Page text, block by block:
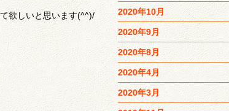
欲しいと思います(^^)/ 2020年10月
2020年9月
2020年8月
2020年4月
2020年3月